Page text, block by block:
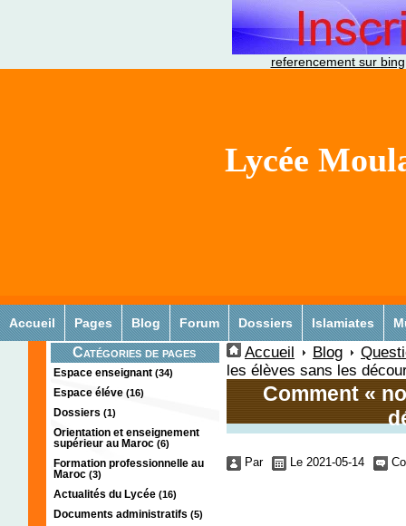
referencement sur bing
Lycée
Accueil Pages Blog Forum Dossiers Islamiates
Catégories de pages
Espace enseignant (34)
Espace éléve (16)
Dossiers (1)
Orientation et enseignement
supérieur au Maroc (6)
Formation professionnelle au
Maroc (3)
Actualités du Lycée (16)
Documents administratifs (5)
Accueil Blog
les élèves sans les
Comment «
Par Le 2021-05-14